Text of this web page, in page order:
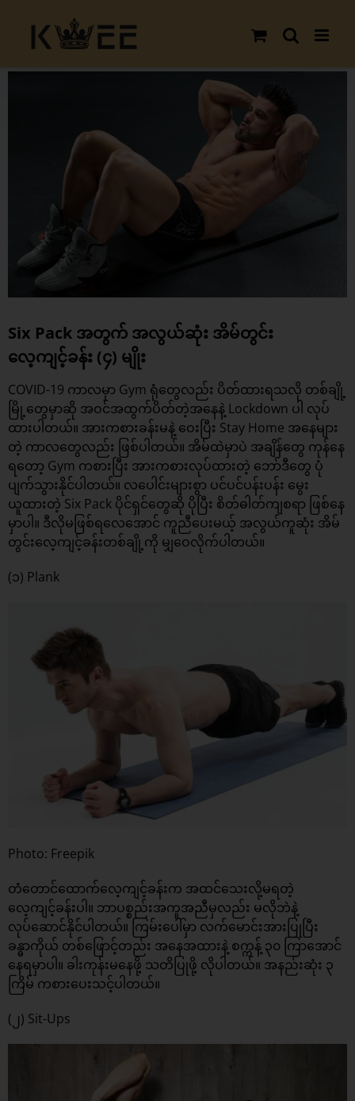
content
Six Pack အတွက် အလွယ်ဆုံး အိမ်တွင်း
လေ့ကျင့်ခန်း (၄) မျိုး
COVID-19 ကာလမှာ Gym ရုံတွေလည်း ပိတ်ထားရသလို တစ်ချို့
မြို့တွေမှာဆို အဝင်အထွက်ပိတ်တဲ့အနေနဲ့ Lockdown ပါ လုပ်
ထားပါတယ်။ အားကစားခန်းမနဲ့ ဝေးပြီး Stay Home အနေများ
တဲ့ ကာလတွေလည်း ဖြစ်ပါတယ်။ အိမ်ထဲမှာပဲ အချိန်တွေ ကုန်နေ
ရတော့ Gym ကစားပြီး အားကစားလုပ်ထားတဲ့ ဘော်ဒီတွေ ပုံ
ပျက်သွားနိုင်ပါတယ်။ လပေါင်းများစွာ ပင်ပင်ပန်းပန်း မွေး
ယူထားတဲ့ Six Pack ပိုင်ရှင်တွေဆို ပိုပြီး စိတ်ဓါတ်ကျစရာ ဖြစ်နေ
မှာပါ။ ဒီလိုမဖြစ်ရလေအောင် ကူညီပေးမယ့် အလွယ်ကူဆုံး အိမ်
တွင်းလေ့ကျင့်ခန်းတစ်ချို့ကို မျှဝေလိုက်ပါတယ်။
(၁) Plank
Photo: Freepik
တံတောင်ထောက်လေ့ကျင့်ခန်းက အထင်သေးလို့မရတဲ့
လေ့ကျင့်ခန်းပါ။ ဘာပစ္စည်းအကူအညီမှလည်း မလိုဘဲနဲ့
လုပ်ဆောင်နိုင်ပါတယ်။ ကြမ်းပေါ်မှာ လက်မောင်းအားပြုပြီး
ခန္ဓာကိုယ် တစ်ဖြောင့်တည်း အနေအထားနဲ့ စက္ကန့် ၃၀ ကြာအောင်
နေရမှာပါ။ ခါးကုန်းမနေဖို့ သတိပြုဖို့ လိုပါတယ်။ အနည်းဆုံး ၃
ကြိမ် ကစားပေးသင့်ပါတယ်။
(၂) Sit-Ups